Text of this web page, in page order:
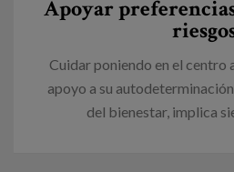
Apoyar
Cuidar poniendo en el centro
apoyo a su
del bienestar, implica